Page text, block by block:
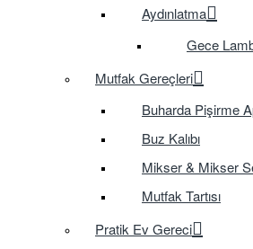
Aydınlatma
Gece
Mutfak Gereçleri
Buharda Pişirme
Buz Kalıbı
Mikser & Mikser
Mutfak Tartısı
Pratik Ev Gereci